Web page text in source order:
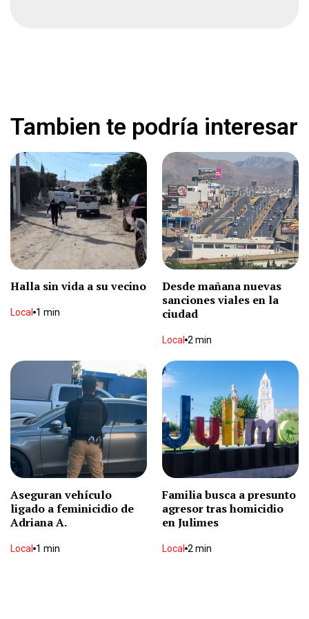
Conquista México el oro en maratón de marcha
Deportes 1 min
Caso Ruffo Appel: Detienen a la novena
presunta implicada en Huachicol
Nacional
Vuelca camioneta con colaboradores de
Le hallan 40 paquetes de cocaína ocultos
Local 2 min
Prevén lluvias, viento y clima cálido este fin de
semana
Local 2 min
Joe Biden padece metástasis por cáncer, revela
Tambien te podría interesar
Halla sin vida a su vecino
Local 1 min
Desde mañana nuevas
sanciones viales en la
ciudad
Local 2 min
Aseguran vehículo
ligado a feminicidio de
Adriana A.
Local 1 min
Familia busca a presunto
agresor tras homicidio
en Julimes
Local 2 min